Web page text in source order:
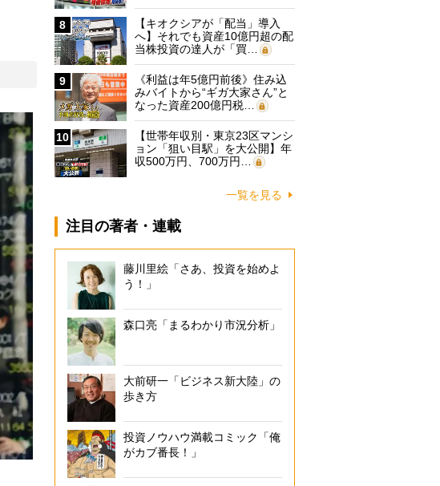
8
【キオクシアが「配当」導入
へ】それでも資産10億円超の配
当株投資の達人が「買…
9
《利益は年5億円前後》住み込
みバイトから“ギガ大家さん”と
なった資産200億円税…
10
【世帯年収別・東京23区マンシ
ョン「狙い目駅」を大公開】年
収500万円、700万円…
一覧を見る
注目の著者・連載
藤川里絵「さあ、投資を始めよ
う！」
森口亮「まるわかり市況分析」
大前研一「ビジネス新大陸」の
歩き方
投資ノウハウ満載コミック「俺
がカブ番長！」